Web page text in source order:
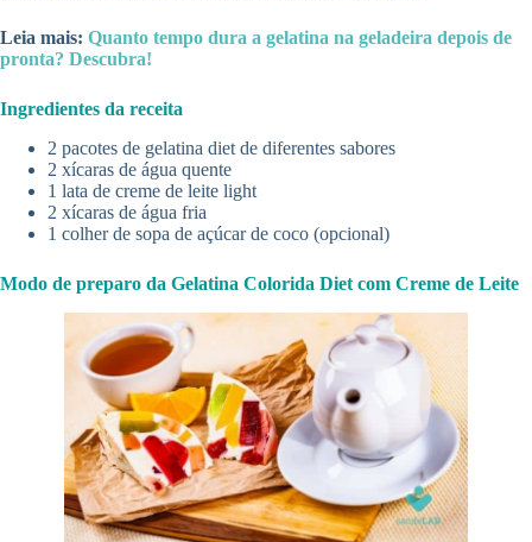
Leia mais: Quanto tempo dura a gelatina na geladeira depois de
pronta? Descubra!
Ingredientes da receita
2 pacotes de gelatina diet de diferentes sabores
2 xícaras de água quente
1 lata de creme de leite light
2 xícaras de água fria
1 colher de sopa de açúcar de coco (opcional)
Modo de preparo da Gelatina Colorida Diet com Creme de Leite